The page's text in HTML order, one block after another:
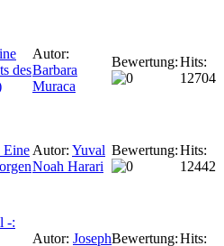
des
Autor:
Barbara
Muraca
Bewertung:Hits:
12704
Eine Autor: Yuval
Noah Harari
Bewertung:Hits:
12442
-:
Autor: JosephBewertung:Hits: